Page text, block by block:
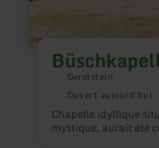
Gerolstein
Ouvert aujourd'hui
Chapelle idyllique
mystique, aurait été